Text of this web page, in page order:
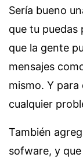
Sería bueno
que tu puedas
que la gente
mensajes
mismo. Y
cualquier
También
sofware, y